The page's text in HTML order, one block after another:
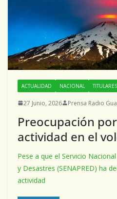
ACTUALIDAD NACIONAL TITULARES
27 Junio, 2026 Prensa Radio
Preocupación
actividad en el
Pese a que el Servicio
y Desastres (SENAPRED) ha
actividad